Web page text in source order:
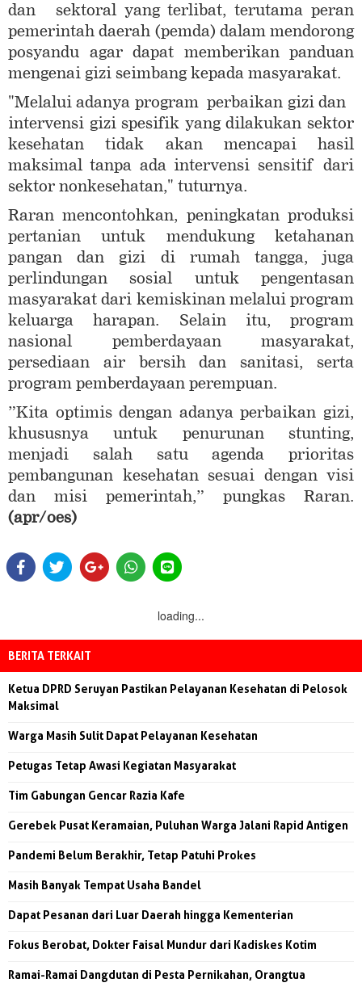
dan sektoral yang terlibat, terutama peran
pemerintah daerah (pemda) dalam mendorong
posyandu agar dapat memberikan panduan
mengenai gizi seimbang kepada masyarakat.
"Melalui adanya program perbaikan gizi dan
intervensi gizi spesifik yang dilakukan sektor
kesehatan tidak akan mencapai hasil
maksimal tanpa ada intervensi sensitif dari
sektor nonkesehatan," tuturnya.
Raran mencontohkan, peningkatan produksi
pertanian untuk mendukung ketahanan
pangan dan gizi di rumah tangga, juga
perlindungan sosial untuk pengentasan
masyarakat dari kemiskinan melalui program
keluarga harapan. Selain itu, program
nasional pemberdayaan masyarakat,
persediaan air bersih dan sanitasi, serta
program pemberdayaan perempuan.
”Kita optimis dengan adanya perbaikan gizi,
khususnya untuk penurunan stunting,
menjadi salah satu agenda prioritas
pembangunan kesehatan sesuai dengan visi
dan misi pemerintah,” pungkas Raran.
(apr/oes)
loading...
BERITA TERKAIT
Ketua DPRD Seruyan Pastikan Pelayanan Kesehatan di Pelosok
Maksimal
Warga Masih Sulit Dapat Pelayanan Kesehatan
Petugas Tetap Awasi Kegiatan Masyarakat
Tim Gabungan Gencar Razia Kafe
Gerebek Pusat Keramaian, Puluhan Warga Jalani Rapid Antigen
Pandemi Belum Berakhir, Tetap Patuhi Prokes
Masih Banyak Tempat Usaha Bandel
Dapat Pesanan dari Luar Daerah hingga Kementerian
Fokus Berobat, Dokter Faisal Mundur dari Kadiskes Kotim
Ramai-Ramai Dangdutan di Pesta Pernikahan, Orangtua